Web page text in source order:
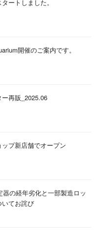
ートしました。
開催のご案内です。
再販_2025.06
プ新店舗でオープン
の経年劣化と一部製造ロッ
いてお詫び